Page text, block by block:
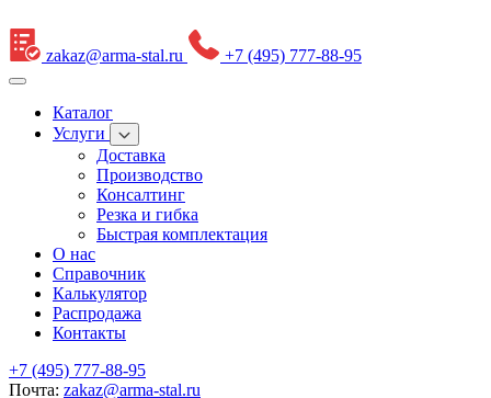
zakaz@arma-stal.ru +7 (495) 777-88-95
Каталог
Услуги
Доставка
Производство
Консалтинг
Резка и гибка
Быстрая комплектация
О нас
Справочник
Калькулятор
Распродажа
Контакты
+7 (495) 777-88-95
Почта: zakaz@arma-stal.ru